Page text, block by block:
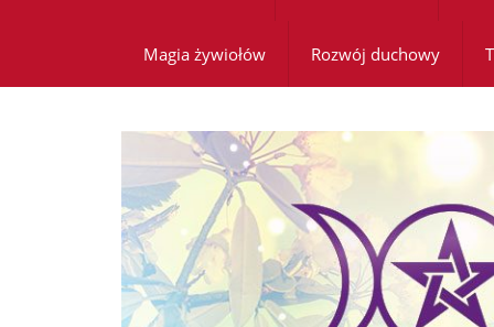
Magia żywiołów Rozwój duchowy